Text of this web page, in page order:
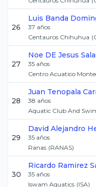
26
Luis Banda
37 años
Centauros Chihuhua (
27
Noe DE Jesus
35 años
Centro Acuatico
28
Juan Tenopala
38 años
Aquatic Club And
29
David Alejandro
35 años
Ranas (RANAS)
30
Ricardo Ramirez
35 años
Iswam Aquatics (ISA)